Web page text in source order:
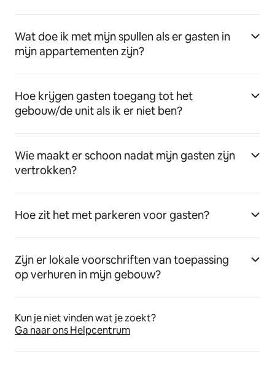
Wat doe ik met mijn spullen als er gasten in
mijn appartementen zijn?
Hoe krijgen gasten toegang tot het
gebouw/de unit als ik er niet ben?
Wie maakt er schoon nadat mijn gasten zijn
vertrokken?
Hoe zit het met parkeren voor gasten?
Zijn er lokale voorschriften van toepassing
op verhuren in mijn gebouw?
Kun je niet vinden wat je zoekt?
Ga naar ons Helpcentrum